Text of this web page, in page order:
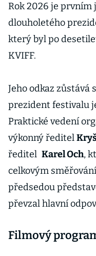
Rok 2026 je
dlouholetého
který byl po
KVIFF.
Jeho odkaz zůstává
prezident festivalu
Praktické vedení
výkonný ředitel
ředitel Karel Och,
celkovým
předsedou
převzal hlavní
Filmový